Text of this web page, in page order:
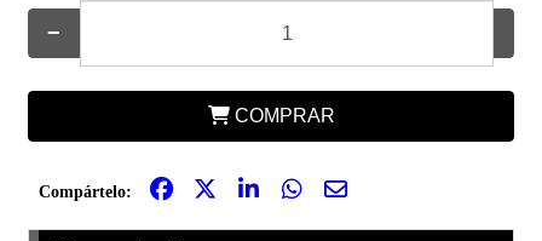
−
COMPRAR
Compártelo: